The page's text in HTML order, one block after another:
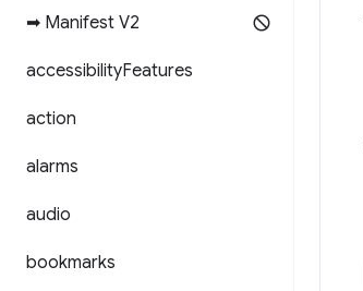
➡ Manifest V2
accessibilityFeatures
action
alarms
audio
bookmarks